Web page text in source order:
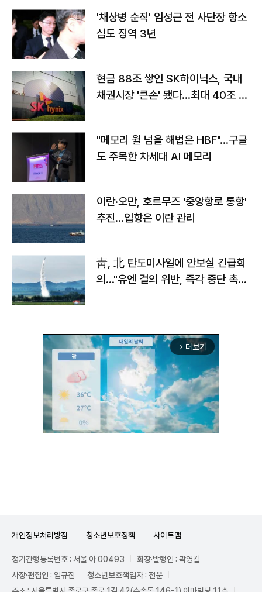
'채상병 순직' 임성근 전 사단장 항소
심도 징역 3년
현금 88조 쌓인 SK하이닉스, 국내
채권시장 '큰손' 됐다…최대 40조 투
"메모리 월 넘을 해법은 HBF"…구글
도 주목한 차세대 AI 메모리
이란·오만, 호르무즈 '중앙항로 통항'
추진…입항은 이란 관리
靑, 北 탄도미사일에 안보실 긴급회
의…"유엔 결의 위반, 즉각 중단 촉
arrow_forward_ios 더보기
개인정보처리방침 청소년보호정책 사이트맵
정기간행등록번호 : 서울 아 00493
회장·발행인 : 곽영길
사장·편집인 : 임규진
청소년보호책임자 : 전운